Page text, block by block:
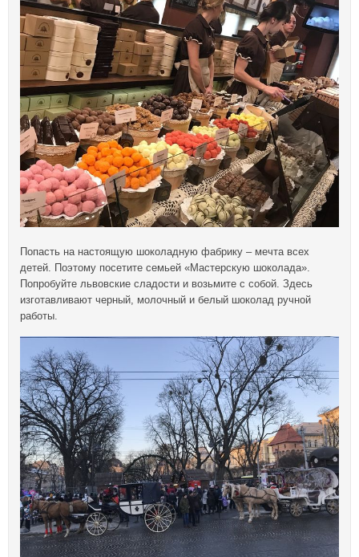
Попасть на настоящую шоколадную фабрику – мечта всех
детей. Поэтому посетите семьей «Мастерскую шоколада».
Попробуйте львовские сладости и возьмите с собой. Здесь
изготавливают черный, молочный и белый шоколад ручной
работы.